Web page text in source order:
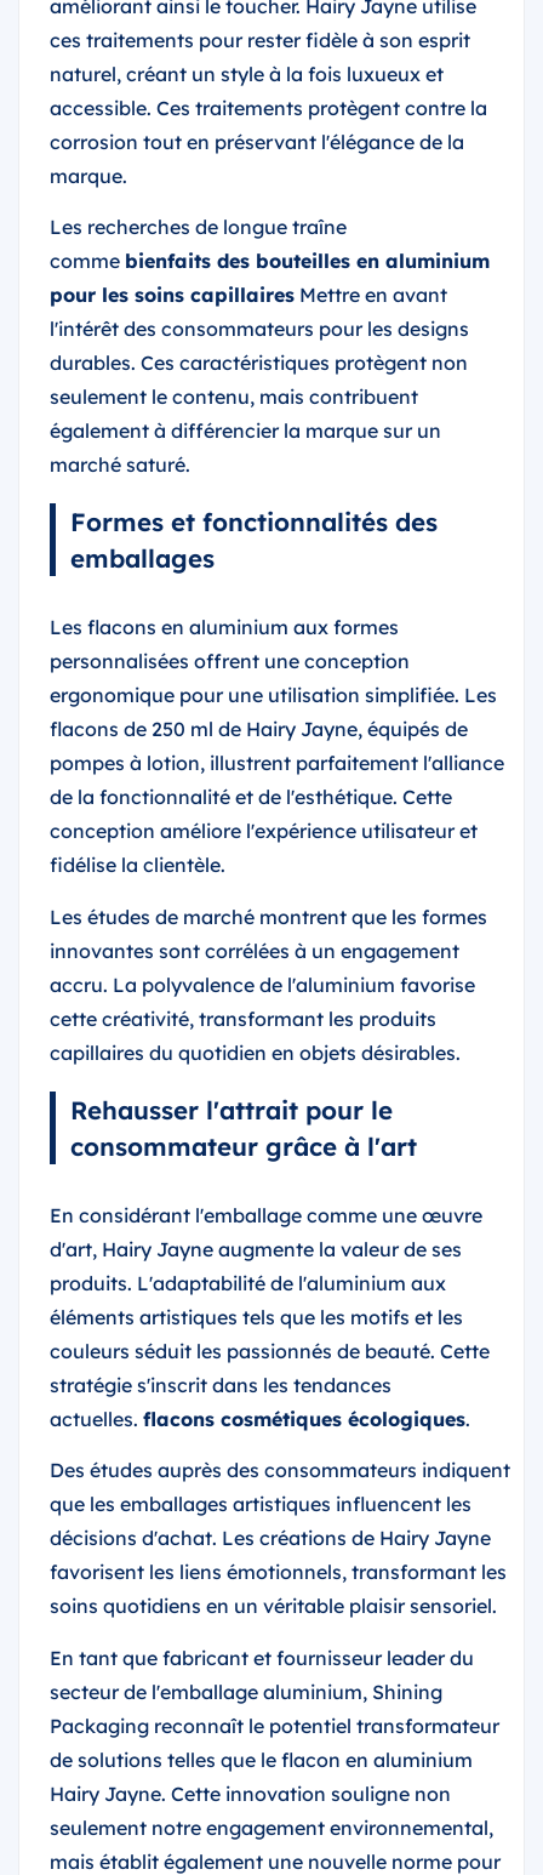
améliorant ainsi le toucher. Hairy Jayne utilise
ces traitements pour rester fidèle à son esprit
naturel, créant un style à la fois luxueux et
accessible. Ces traitements protègent contre la
corrosion tout en préservant l'élégance de la
marque.
Les recherches de longue traîne
comme bienfaits des bouteilles en aluminium
pour les soins capillaires Mettre en avant
l'intérêt des consommateurs pour les designs
durables. Ces caractéristiques protègent non
seulement le contenu, mais contribuent
également à différencier la marque sur un
marché saturé.
Formes et fonctionnalités des
emballages
Les flacons en aluminium aux formes
personnalisées offrent une conception
ergonomique pour une utilisation simplifiée. Les
flacons de 250 ml de Hairy Jayne, équipés de
pompes à lotion, illustrent parfaitement l'alliance
de la fonctionnalité et de l'esthétique. Cette
conception améliore l'expérience utilisateur et
fidélise la clientèle.
Les études de marché montrent que les formes
innovantes sont corrélées à un engagement
accru. La polyvalence de l'aluminium favorise
cette créativité, transformant les produits
capillaires du quotidien en objets désirables.
Rehausser l'attrait pour le
consommateur grâce à l'art
En considérant l'emballage comme une œuvre
d'art, Hairy Jayne augmente la valeur de ses
produits. L'adaptabilité de l'aluminium aux
éléments artistiques tels que les motifs et les
couleurs séduit les passionnés de beauté. Cette
stratégie s'inscrit dans les tendances
actuelles. flacons cosmétiques écologiques.
Des études auprès des consommateurs indiquent
que les emballages artistiques influencent les
décisions d'achat. Les créations de Hairy Jayne
favorisent les liens émotionnels, transformant les
soins quotidiens en un véritable plaisir sensoriel.
En tant que fabricant et fournisseur leader du
secteur de l'emballage aluminium, Shining
Packaging reconnaît le potentiel transformateur
de solutions telles que le flacon en aluminium
Hairy Jayne. Cette innovation souligne non
seulement notre engagement environnemental,
mais établit également une nouvelle norme pour